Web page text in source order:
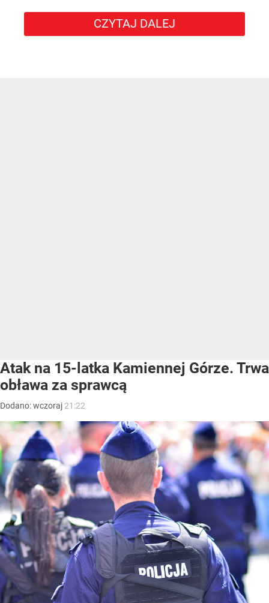
CZYTAJ DALEJ
Atak na 15-latka Kamiennej Górze. Trwa
obława za sprawcą
Dodano:wczoraj 21:22